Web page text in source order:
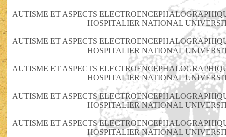
AUTISME ET ASPECTS
HOSPITALIER NATIONAL
AUTISME ET ASPECTS
HOSPITALIER NATIONAL
AUTISME ET ASPECTS
HOSPITALIER NATIONAL
AUTISME ET ASPECTS
HOSPITALIER NATIONAL
AUTISME ET ASPECTS
HOSPITALIER NATIONAL